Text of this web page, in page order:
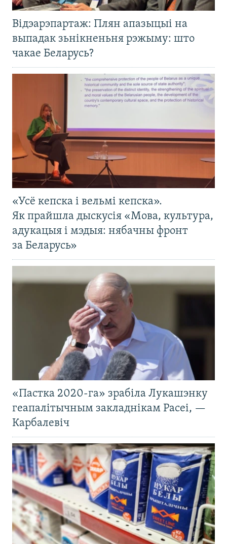
Відэарэпартаж: Плян апазыцыі на
выпадак зьнікненьня рэжыму: што
чакае Беларусь?
«Усё кепска і вельмі кепска».
Як прайшла дыскусія «Мова, культура,
адукацыя і мэдыя: нябачны фронт
за Беларусь»
«Пастка 2020-га» зрабіла Лукашэнку
геапалітычным закладнікам Расеі, —
Карбалевіч